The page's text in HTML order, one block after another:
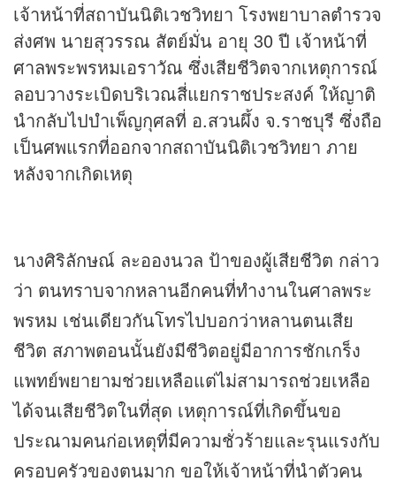
เจ้าหน้าที่สถาบันนิติเวชวิทยา โรงพยาบาลตำรวจ
ส่งศพ นายสุวรรณ สัตย์มั่น อายุ 30 ปี เจ้าหน้าที่
ศาลพระพรหมเอราวัณ ซึ่งเสียชีวิตจากเหตุการณ์
ลอบวางระเบิดบริเวณสี่แยกราชประสงค์ ให้ญาติ
นำกลับไปบำเพ็ญกุศลที่ อ.สวนผึ้ง จ.ราชบุรี ซึ่งถือ
เป็นศพแรกที่ออกจากสถาบันนิติเวชวิทยา ภาย
หลังจากเกิดเหตุ
นางศิริลักษณ์ ละอองนวล ป้าของผู้เสียชีวิต กล่าว
ว่า ตนทราบจากหลานอีกคนที่ทำงานในศาลพระ
พรหม เช่นเดียวกันโทรไปบอกว่าหลานตนเสีย
ชีวิต สภาพตอนนั้นยังมีชีวิตอยู่มีอาการชักเกร็ง
แพทย์พยายามช่วยเหลือแต่ไม่สามารถช่วยเหลือ
ได้จนเสียชีวิตในที่สุด เหตุการณ์ที่เกิดขึ้นขอ
ประณามคนก่อเหตุที่มีความชั่วร้ายและรุนแรงกับ
ครอบครัวของตนมาก ขอให้เจ้าหน้าที่นำตัวคน